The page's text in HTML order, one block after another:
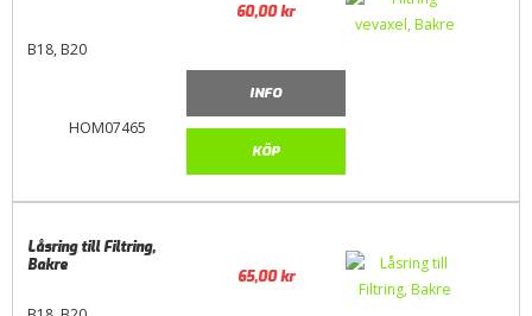
HOM07465
B18, B20
60,00kr
INFO
KÖP
Låsring till Filtring,
Bakre
65,00kr